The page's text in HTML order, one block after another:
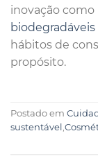
inovação como
biodegradáveis
hábitos de
propósito.
Postado em
sustentável